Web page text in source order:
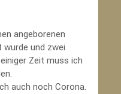
angeborenen
wurde und zwei
Zeit muss ich
auch noch Corona.